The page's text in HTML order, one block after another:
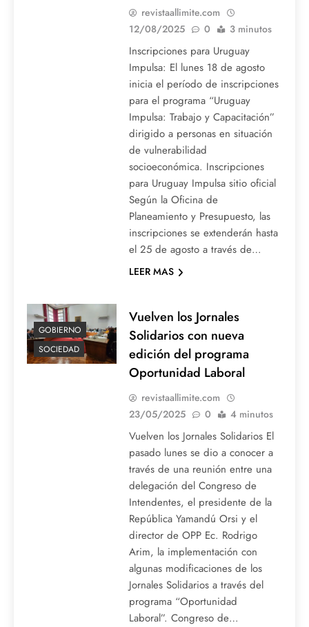
revistaallimite.com
12/08/2025
0 3 minutos
Inscripciones para Uruguay
Impulsa: El lunes 18 de agosto
inicia el período de inscripciones
para el programa “Uruguay
Impulsa: Trabajo y Capacitación”
dirigido a personas en situación
de vulnerabilidad
socioeconómica. Inscripciones
para Uruguay Impulsa sitio oficial
Según la Oficina de
Planeamiento y Presupuesto, las
inscripciones se extenderán hasta
el 25 de agosto a través de…
LEER MAS
GOBIERNO
SOCIEDAD
Vuelven los Jornales
Solidarios con nueva
edición del programa
Oportunidad Laboral
revistaallimite.com
23/05/2025
0 4 minutos
Vuelven los Jornales Solidarios El
pasado lunes se dio a conocer a
través de una reunión entre una
delegación del Congreso de
Intendentes, el presidente de la
República Yamandú Orsi y el
director de OPP Ec. Rodrigo
Arim, la implementación con
algunas modificaciones de los
Jornales Solidarios a través del
programa “Oportunidad
Laboral”. Congreso de…